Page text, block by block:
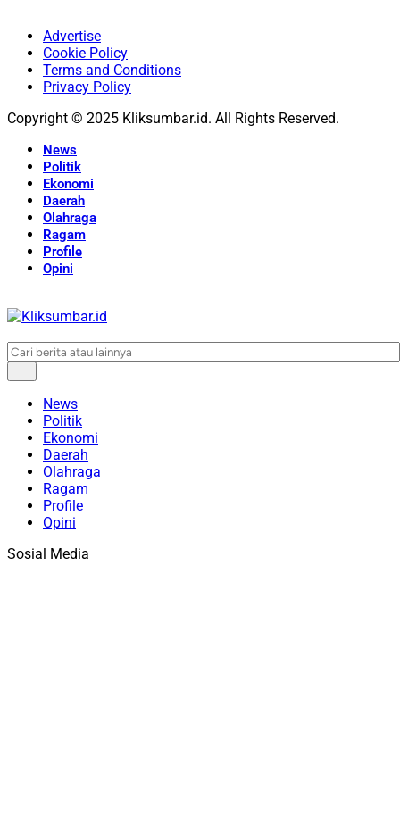
Advertise
Cookie Policy
Terms and Conditions
Privacy Policy
Copyright © 2025 Kliksumbar.id. All Rights Reserved.
News
Politik
Ekonomi
Daerah
Olahraga
Ragam
Profile
Opini
News
Politik
Ekonomi
Daerah
Olahraga
Ragam
Profile
Opini
Sosial Media